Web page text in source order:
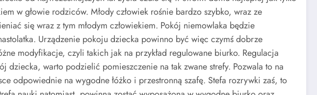
w głowie rodziców. Młody człowiek rośnie bardzo szybko, wraz ze
się wraz z tym młodym człowiekiem. Pokój niemowlaka będzie
Urządzenie pokoju dziecka powinno być więc czymś dobrze
modyfikacje, czyli takich jak na przykład regulowane biurko. Regulacja
dziecka, warto podzielić pomieszczenie na tak zwane strefy. Pozwala to na
odpowiednie na wygodne łóżko i przestronną szafę. Stefa rozrywki zaś, to